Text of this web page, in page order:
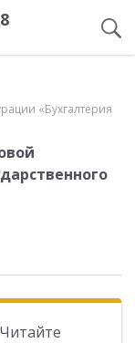
«Бухгалтерия